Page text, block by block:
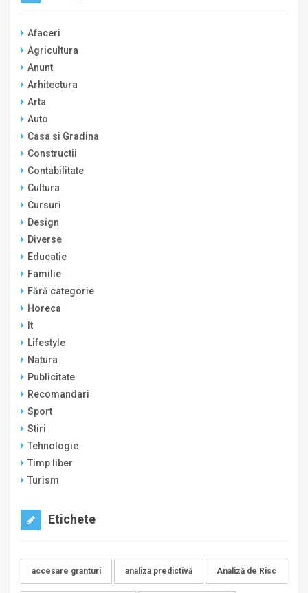
Afaceri
Agricultura
Anunt
Arhitectura
Arta
Auto
Casa si Gradina
Constructii
Contabilitate
Cultura
Cursuri
Design
Diverse
Educatie
Familie
Fără categorie
Horeca
It
Lifestyle
Natura
Publicitate
Recomandari
Sport
Stiri
Tehnologie
Timp liber
Turism
Etichete
accesare granturi analiza predictivă Analiză de Risc